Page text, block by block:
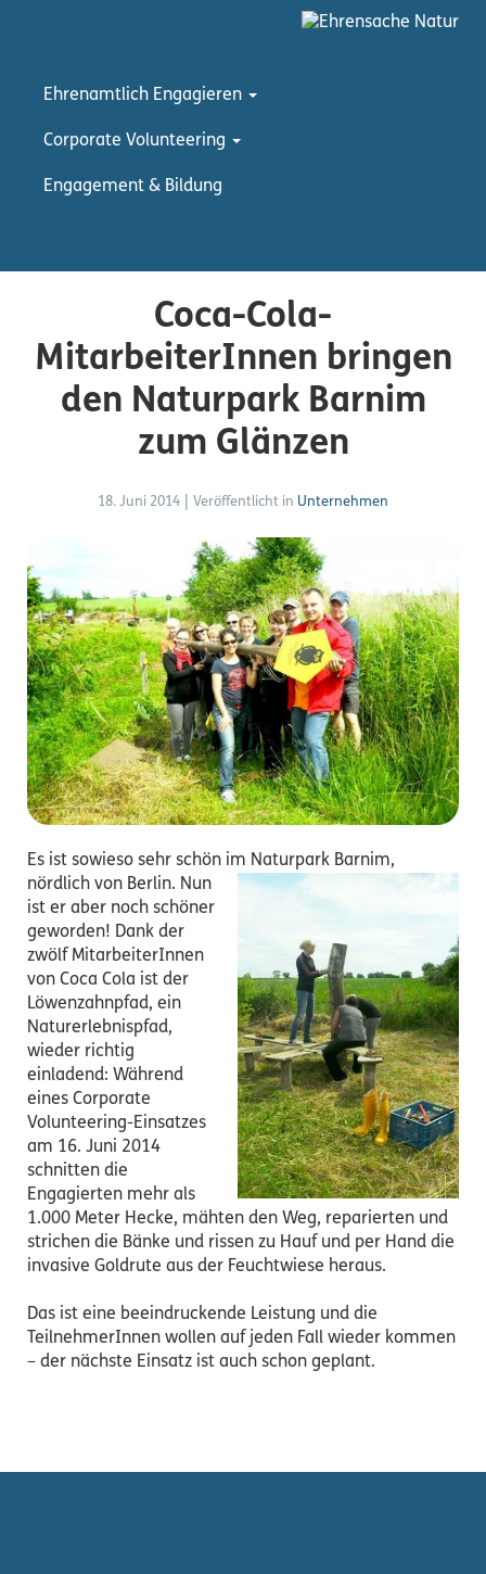
Ehrenamtlich Engagieren
Corporate Volunteering
Engagement & Bildung
Coca-Cola-
MitarbeiterInnen bringen
den Naturpark Barnim
zum Glänzen
18. Juni 2014 Veröffentlicht in Unternehmen
Es ist sowieso sehr schön im Naturpark Barnim,
nördlich von Berlin. Nun
ist er aber noch schöner
geworden! Dank der
zwölf MitarbeiterInnen
von Coca Cola ist der
Löwenzahnpfad, ein
Naturerlebnispfad,
wieder richtig
einladend: Während
eines Corporate
Volunteering-Einsatzes
am 16. Juni 2014
schnitten die
Engagierten mehr als
1.000 Meter Hecke, mähten den Weg, reparierten und
strichen die Bänke und rissen zu Hauf und per Hand die
invasive Goldrute aus der Feuchtwiese heraus.
Das ist eine beeindruckende Leistung und die
TeilnehmerInnen wollen auf jeden Fall wieder kommen
– der nächste Einsatz ist auch schon geplant.